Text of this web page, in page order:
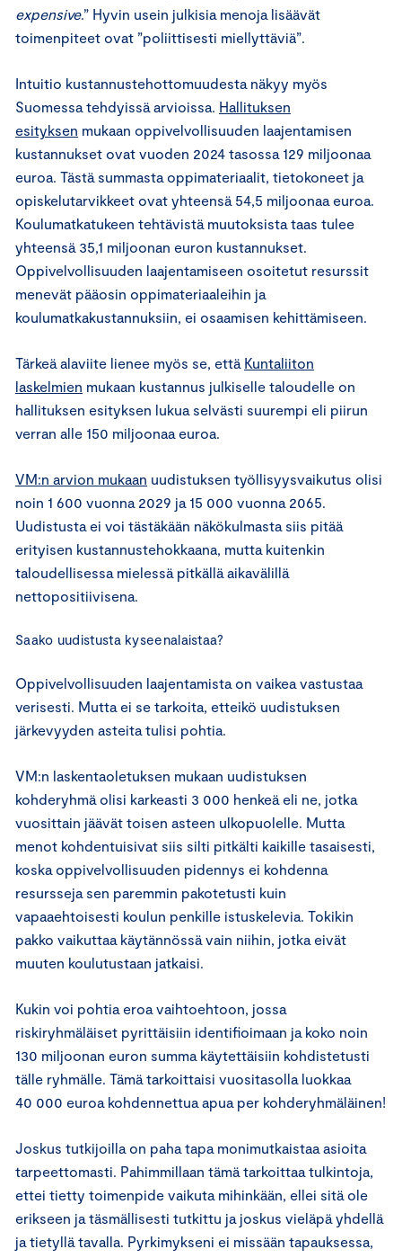
expensive.” Hyvin usein julkisia menoja lisäävät
toimenpiteet ovat ”poliittisesti miellyttäviä”.
Intuitio kustannustehottomuudesta näkyy myös
Suomessa tehdyissä arvioissa. Hallituksen
esityksen mukaan oppivelvollisuuden laajentamisen
kustannukset ovat vuoden 2024 tasossa 129 miljoonaa
euroa. Tästä summasta oppimateriaalit, tietokoneet ja
opiskelutarvikkeet ovat yhteensä 54,5 miljoonaa euroa.
Koulumatkatukeen tehtävistä muutoksista taas tulee
yhteensä 35,1 miljoonan euron kustannukset.
Oppivelvollisuuden laajentamiseen osoitetut resurssit
menevät pääosin oppimateriaaleihin ja
koulumatkakustannuksiin, ei osaamisen kehittämiseen.
Tärkeä alaviite lienee myös se, että Kuntaliiton
laskelmien mukaan kustannus julkiselle taloudelle on
hallituksen esityksen lukua selvästi suurempi eli piirun
verran alle 150 miljoonaa euroa.
VM:n arvion mukaan uudistuksen työllisyysvaikutus olisi
noin 1 600 vuonna 2029 ja 15 000 vuonna 2065.
Uudistusta ei voi tästäkään näkökulmasta siis pitää
erityisen kustannustehokkaana, mutta kuitenkin
taloudellisessa mielessä pitkällä aikavälillä
nettopositiivisena.
Saako uudistusta kyseenalaistaa?
Oppivelvollisuuden laajentamista on vaikea vastustaa
verisesti. Mutta ei se tarkoita, etteikö uudistuksen
järkevyyden asteita tulisi pohtia.
VM:n laskentaoletuksen mukaan uudistuksen
kohderyhmä olisi karkeasti 3 000 henkeä eli ne, jotka
vuosittain jäävät toisen asteen ulkopuolelle. Mutta
menot kohdentuisivat siis silti pitkälti kaikille tasaisesti,
koska oppivelvollisuuden pidennys ei kohdenna
resursseja sen paremmin pakotetusti kuin
vapaaehtoisesti koulun penkille istuskelevia. Tokikin
pakko vaikuttaa käytännössä vain niihin, jotka eivät
muuten koulutustaan jatkaisi.
Kukin voi pohtia eroa vaihtoehtoon, jossa
riskiryhmäläiset pyrittäisiin identifioimaan ja koko noin
130 miljoonan euron summa käytettäisiin kohdistetusti
tälle ryhmälle. Tämä tarkoittaisi vuositasolla luokkaa
40 000 euroa kohdennettua apua per kohderyhmäläinen!
Joskus tutkijoilla on paha tapa monimutkaistaa asioita
tarpeettomasti. Pahimmillaan tämä tarkoittaa tulkintoja,
ettei tietty toimenpide vaikuta mihinkään, ellei sitä ole
erikseen ja täsmällisesti tutkittu ja joskus vieläpä yhdellä
ja tietyllä tavalla. Pyrkimykseni ei missään tapauksessa,